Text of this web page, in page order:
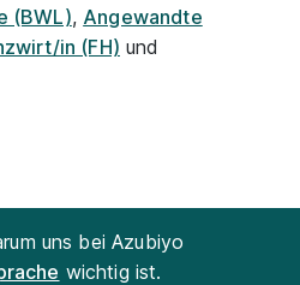
(BWL), Angewandte
in (FH) und
uns bei Azubiyo
wichtig ist.